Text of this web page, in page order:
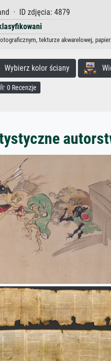
· ID zdjęcia: 4879
tekturze akwarelowej,
kolor ściany
0 Recenzje